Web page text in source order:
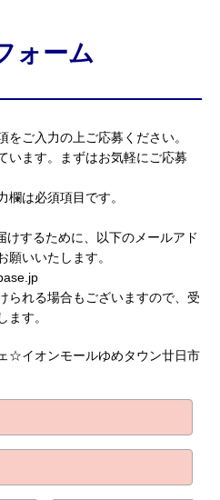
ォーム
ご入力の上ご応募ください。
います。まずはお気軽にご応募
は必須項目です。
するために、以下のメールアド
願いいたします。
られる場合もございますので、受
ます。
☆イオンモールゆめタウン廿日市